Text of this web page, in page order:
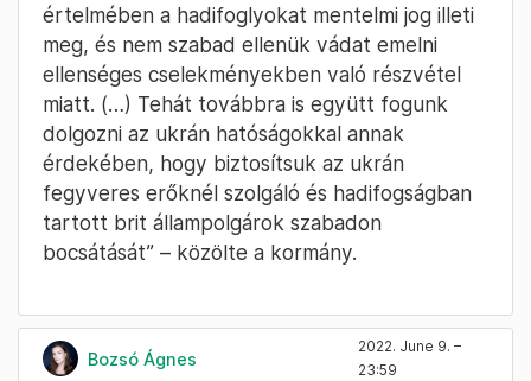
értelmében a hadifoglyokat mentelmi jog illeti
meg, és nem szabad ellenük vádat emelni
ellenséges cselekményekben való részvétel
miatt. (…) Tehát továbbra is együtt fogunk
dolgozni az ukrán hatóságokkal annak
érdekében, hogy biztosítsuk az ukrán
fegyveres erőknél szolgáló és hadifogságban
tartott brit állampolgárok szabadon
bocsátását” – közölte a kormány.
Bozsó Ágnes
2022. June 9. –
23:59